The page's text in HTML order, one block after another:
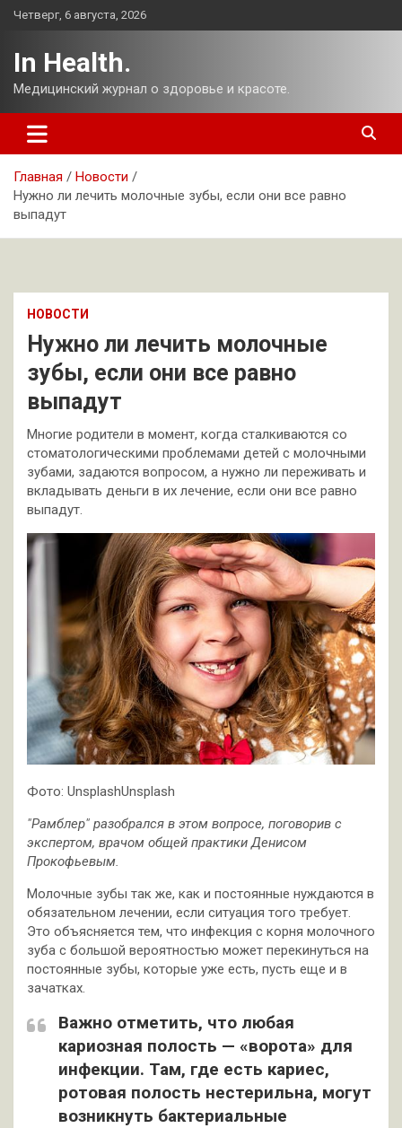
Перейти
Четверг, 6 августа, 2026
In Health.
Медицинский журнал о здоровье и красоте.
Главная
Новости
Нужно ли лечить молочные зубы, если они все равно
выпадут
НОВОСТИ
Нужно ли лечить молочные
зубы, если они все равно
выпадут
Многие родители в момент, когда сталкиваются со
стоматологическими проблемами детей с молочными
зубами, задаются вопросом, а нужно ли переживать и
вкладывать деньги в их лечение, если они все равно
выпадут.
Фото: UnsplashUnsplash
"Рамблер" разобрался в этом вопросе, поговорив с
экспертом, врачом общей практики Денисом
Прокофьевым.
Молочные зубы так же, как и постоянные нуждаются в
обязательном лечении, если ситуация того требует.
Это объясняется тем, что инфекция с корня молочного
зуба с большой вероятностью может перекинуться на
постоянные зубы, которые уже есть, пусть еще и в
зачатках.
Важно отметить, что любая
кариозная полость — «ворота» для
инфекции. Там, где есть кариес,
ротовая полость нестерильна, могут
возникнуть бактериальные